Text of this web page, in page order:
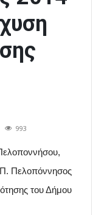
993
Πελοπόννησος
του Δήμου